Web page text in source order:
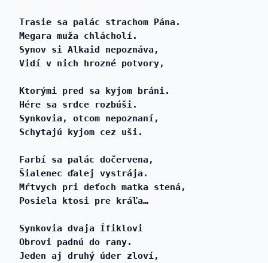
Trasie sa palác strachom Pána.
Megara muža chlácholí.
Synov si Alkaid nepoznáva,
Vidí v nich hrozné potvory,
Ktorými pred sa kyjom bráni.
Hére sa srdce rozbúši.
Synkovia, otcom nepoznaní,
Schytajú kyjom cez uši.
Farbí sa palác dočervena,
Šialenec ďalej vystrája.
Mŕtvych pri deťoch matka stená,
Posiela ktosi pre kráľa…
Synkovia dvaja Ífiklovi
Obrovi padnú do rany.
Jeden aj druhý úder zloví,